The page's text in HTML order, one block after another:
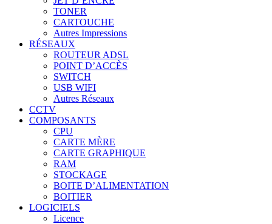
TONER
CARTOUCHE
Autres Impressions
RÉSEAUX
ROUTEUR ADSL
POINT D’ACCÈS
SWITCH
USB WIFI
Autres Réseaux
CCTV
COMPOSANTS
CPU
CARTE MÈRE
CARTE GRAPHIQUE
RAM
STOCKAGE
BOITE D’ALIMENTATION
BOITIER
LOGICIELS
Licence